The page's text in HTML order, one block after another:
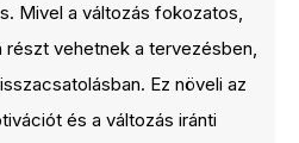
Mivel a változás fokozatos,
vehetnek a tervezésben,
Ez növeli az
és a változás iránti